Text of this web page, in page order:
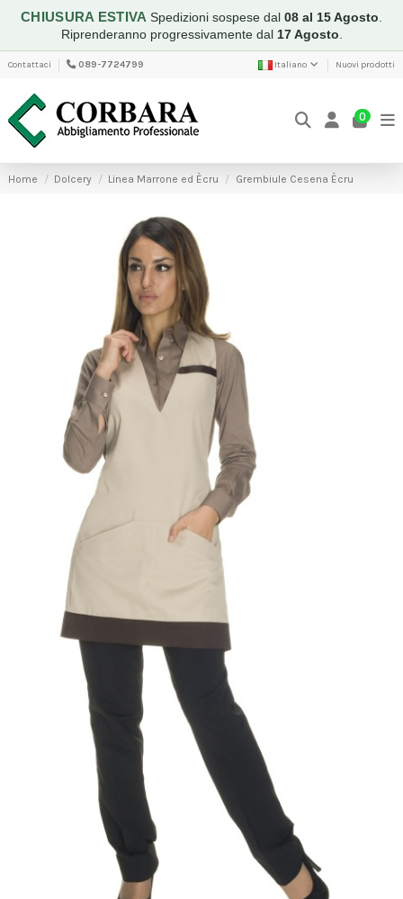
CHIUSURA ESTIVA Spedizioni sospese dal 08 al 15 Agosto
Riprenderanno progressivamente dal 17 Agosto
Contattaci 089-7724799 Italiano Nuovi prodotti
0
Home Dolcery Linea Marrone ed Ècru Grembiule Cesena Ècru